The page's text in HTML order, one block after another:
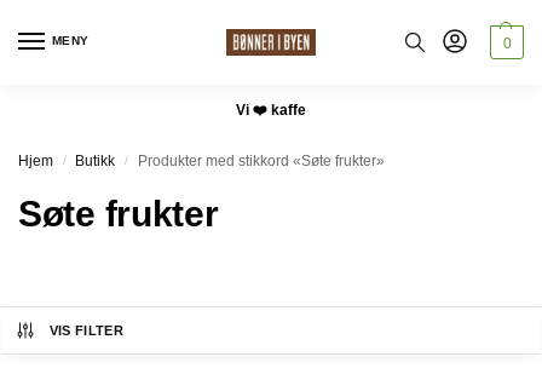
MENY 0
Vi ❤️ kaffe
Hjem / Butikk / Produkter med stikkord «Søte frukter»
Søte frukter
VIS FILTER